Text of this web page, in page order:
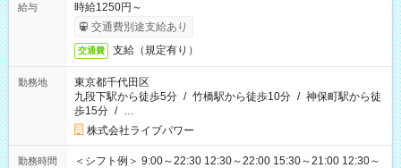
給与
時給1250円～
交通費別途支給あり
交通費 支給（規定有り）
勤務地
東京都千代田区
九段下駅から徒歩5分 / 竹橋駅から徒歩10分 / 神保町駅から徒
歩15分 / …
株式会社ライブパワー
勤務時間
＜シフト例＞ 9:00～22:30 12:30～22:00 15:30～21:00 12:30～